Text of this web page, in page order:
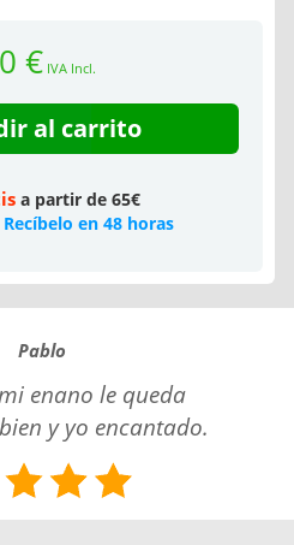
€IVA Incl.
al carrito
a partir de 65€
Recíbelo en 48 horas
Pablo
enano le queda
y yo encantado.